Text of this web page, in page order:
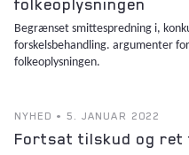
folkeoplysningen
Begrænset smittespredning i,
forskelsbehandling. argumenter
folkeoplysningen.
NYHED • 5. JANUAR 2022
Fortsat tilskud og ret